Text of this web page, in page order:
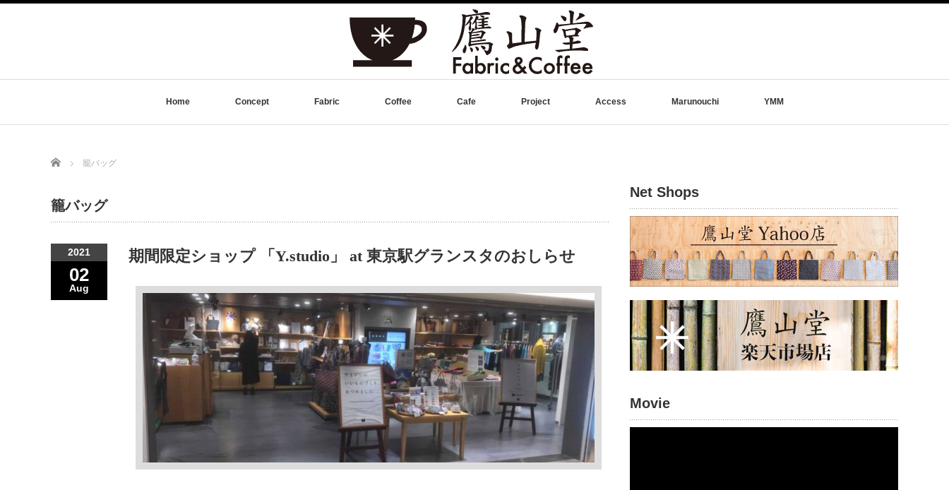
Home Concept Fabric Coffee Cafe Project Access Marunouchi YMM
Home 籠バッグ
籠バッグ
2021
02
Aug
期間限定ショップ 「Y.studio」 at 東京駅グランスタのおしらせ
Net Shops
Movie